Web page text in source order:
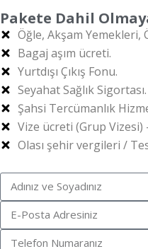
Pakete Dahil
Öğle, Akşam Yemekleri,
Bagaj aşım ücreti.
Yurtdışı Çıkış Fonu.
Seyahat Sağlık Sigortası.
Şahsi Tercümanlık
Vize ücreti (Grup Vizesi)
Olası şehir vergileri /